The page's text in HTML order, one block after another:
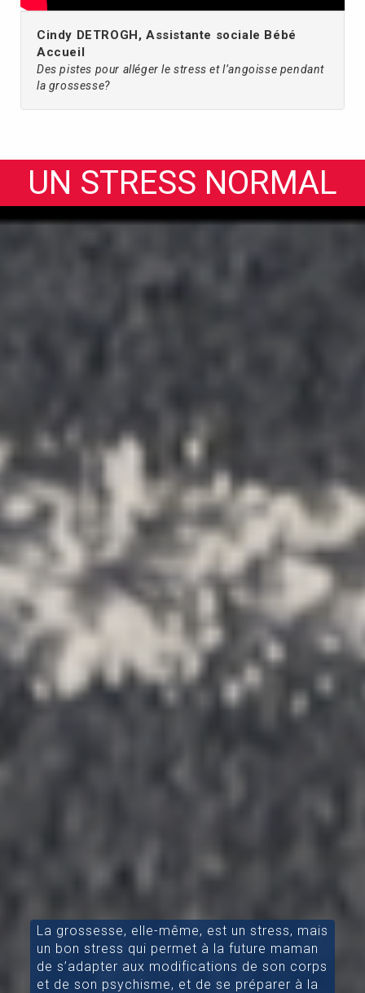
Cindy DETROGH, Assistante sociale Bébé
Accueil
Des pistes pour alléger le stress et l’angoisse pendant
la grossesse?
UN STRESS NORMAL
La grossesse, elle-même, est un stress, mais
un bon stress qui permet à la future maman
de s’adapter aux modifications de son corps
et de son psychisme, et de se préparer à la